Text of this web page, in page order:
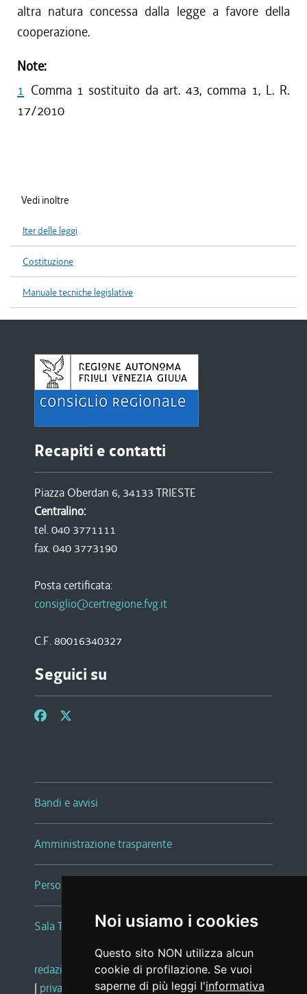
Noi usiamo i cookies
Questo sito NON utilizza alcun
cookie di profilazione. Se vuoi
saperne di più leggi l'informativa
altra natura concessa dalla legge a favore della
cooperazione.
Note:
1 Comma 1 sostituito da art. 43, comma 1, L. R.
17/2010
Vedi inoltre
Iter delle leggi
Costituzione
Manuale tecniche legislative
Recapiti e contatti
Piazza Oberdan 6, 34133 TRIESTE
Centralino:
tel. 040 3771111
fax. 040 3773190
Posta certificata:
consiglio@certregione.fvg.it
C.F. 80016340327
Seguici su
Bandi e avvisi
Amministrazione trasparente
Persone e Uffici
Sala Tiziano Tessitori
redazione web |note legali |glossario
| privacy social media policy